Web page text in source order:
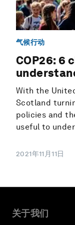
气候行动
COP26: 6
With the
Scotland
policies and
useful to
2021年11月11日
关于我们